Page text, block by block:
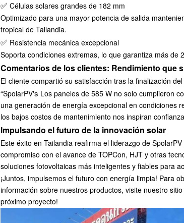
✅ Células solares grandes de 182 mm
Optimizado para una mayor potencia de salida
tropical de Tailandia.
✅ Resistencia mecánica excepcional
Soporta condiciones extremas, lo que garantiza más
Comentarios de los clientes: Rendimiento que
El cliente compartió su satisfacción tras la finalización
“SpolarPV's Los paneles de 585 W no solo cumplieron
una generación de energía excepcional en condiciones
los bajos costos de mantenimiento nos inspiran
Impulsando el futuro de la innovación solar
Este éxito en Tailandia reafirma el liderazgo de
compromiso con el avance de TOPCon, HJT y otras
soluciones fotovoltaicas más inteligentes y fiables para
¡Juntos, impulsemos el futuro con energía limpia! Para
información sobre nuestros productos, visite nuestro
próximo proyecto!